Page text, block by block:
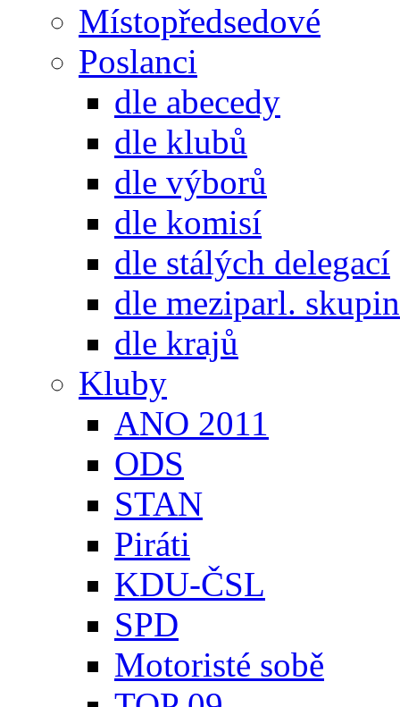
Místopředsedové
Poslanci
dle abecedy
dle klubů
dle výborů
dle komisí
dle stálých delegací
dle meziparl. skupin
dle krajů
Kluby
ANO 2011
ODS
STAN
Piráti
KDU-ČSL
SPD
Motoristé sobě